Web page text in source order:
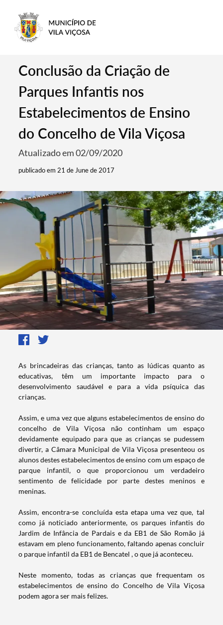
Conclusão da Criação de
Parques Infantis nos
Estabelecimentos de Ensino
do Concelho de Vila Viçosa
Atualizado em 02/09/2020
publicado em 21 de June de 2017
​​​​​As brincadeiras das crianças, tanto as lúdicas quanto as
educativas, têm um importante impacto para o
desenvolvimento saudável e para a vida psíquica das
crianças.
Assim, e uma vez que alguns estabelecimentos de ensino do
concelho de Vila Viçosa não continham um espaço
devidamente equipado para que as crianças se pudessem
divertir, a Câmara Municipal de Vila Viçosa presenteou os
alunos destes estabelecimentos de ensino com um espaço de
parque infantil, o que proporcionou um verdadeiro
sentimento de felicidade por parte destes meninos e
meninas.
Assim, encontra-se concluída esta etapa uma vez que, tal
como já noticiado anteriormente, os parques infantis do
Jardim de Infância de Pardais e da EB1 de São Romão já
estavam em pleno funcionamento, faltando apenas concluir
o parque infantil da EB1 de Bencatel , o que já aconteceu.
Neste momento, todas as crianças que frequentam os
estabelecimentos de ensino do Concelho de Vila Viçosa
podem agora ser mais felizes.